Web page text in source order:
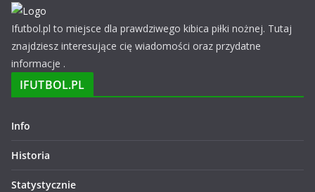
Ifutbol.pl to miejsce dla prawdziwego kibica piłki nożnej. Tutaj
znajdziesz interesujące cię wiadomości oraz przydatne
informacje .
IFUTBOL.PL
Info
Historia
Statystycznie